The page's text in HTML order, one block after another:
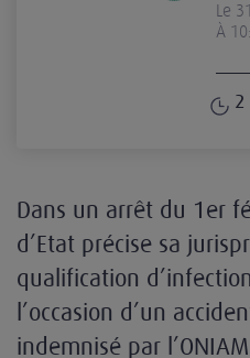
Le
À
2
Dans un arrêt du 1er
d’Etat précise sa
qualification
l’occasion d’un
indemnisé par